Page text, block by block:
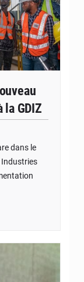
GDIZ
dans le
Industries